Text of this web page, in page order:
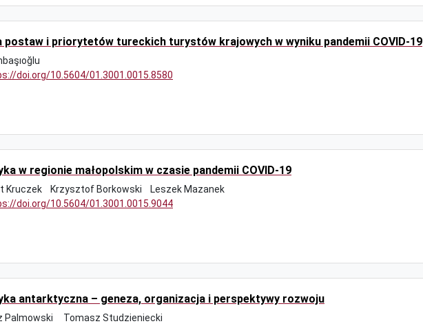
postaw i priorytetów tureckich turystów krajowych w wyniku pandemii COVID-19
doi.org/10.5604/01.3001.0015.8580
w regionie małopolskim w czasie pandemii COVID-19
Kruczek Krzysztof Borkowski Leszek Mazanek
doi.org/10.5604/01.3001.0015.9044
antarktyczna – geneza, organizacja i perspektywy rozwoju
Palmowski Tomasz Studzieniecki